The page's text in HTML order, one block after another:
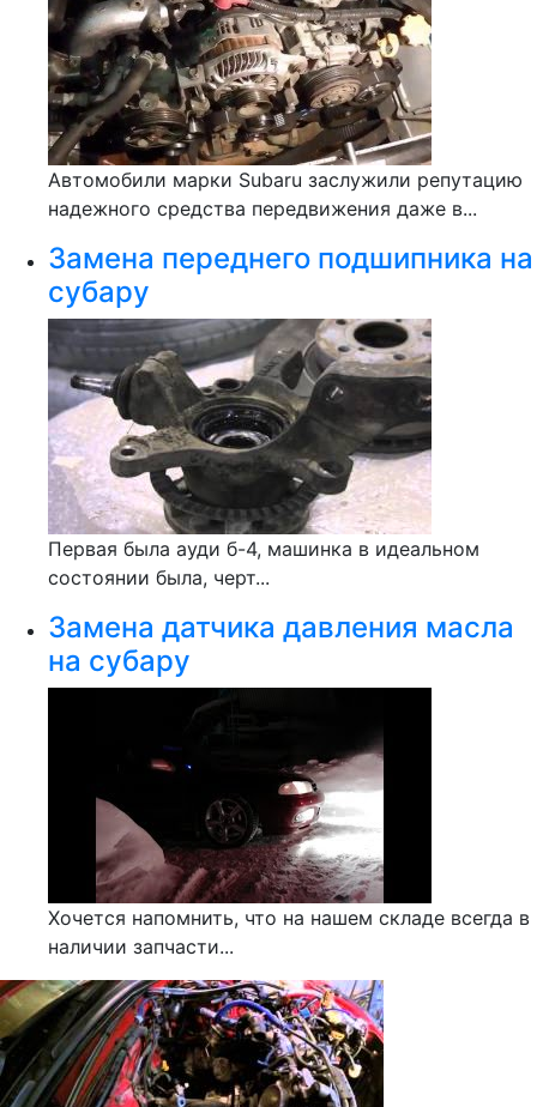
Автомобили марки Subaru заслужили репутацию
надежного средства передвижения даже в...
Замена переднего подшипника на
субару
Первая была ауди б-4, машинка в идеальном
состоянии была, черт...
Замена датчика давления масла
на субару
Хочется напомнить, что на нашем складе всегда в
наличии запчасти...